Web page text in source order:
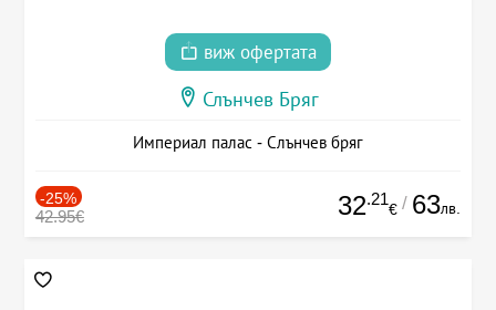
виж офертата
Слънчев Бряг
Империал палас - Слънчев бряг
-25%
42.95€ 32.21
€ / 63лв.